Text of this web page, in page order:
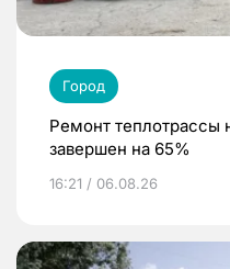
Город
Ремонт теплотрассы
завершен на 65%
16:21 / 06.08.26